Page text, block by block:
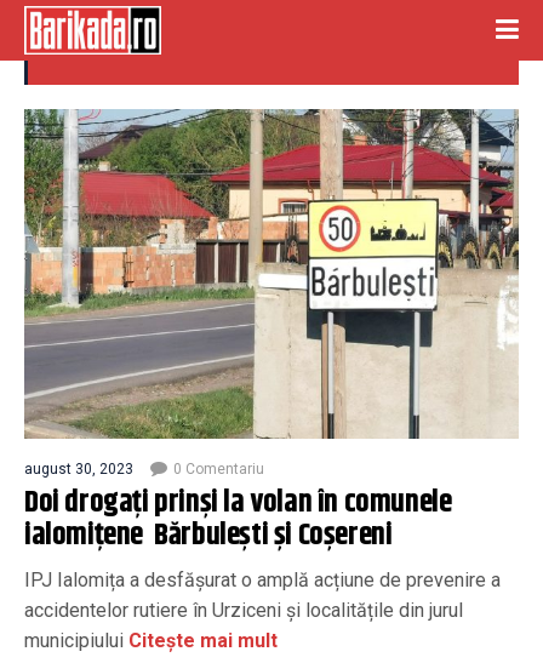
comune
august 30, 2023 0 Comentariu
Doi drogați prinși la volan în comunele
ialomițene Bărbulești și Coșereni
IPJ Ialomița a desfășurat o amplă acțiune de prevenire a
accidentelor rutiere în Urziceni și localitățile din jurul
municipiului Citește mai mult